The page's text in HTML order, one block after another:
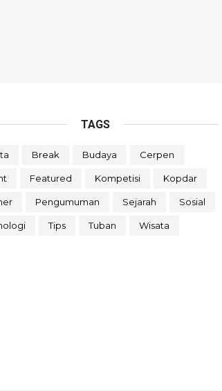
TAGS
Break Budaya Cerpen
Featured Kompetisi Kopdar
Pengumuman Sejarah Sosial
Tips Tuban Wisata